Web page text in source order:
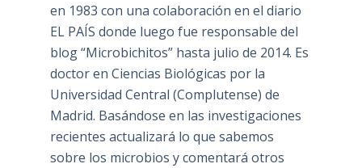
en 1983 con una colaboración en el diario
EL PAÍS donde luego fue responsable del
blog “Microbichitos” hasta julio de 2014. Es
doctor en Ciencias Biológicas por la
Universidad Central (Complutense) de
Madrid. Basándose en las investigaciones
recientes actualizará lo que sabemos
sobre los microbios y comentará otros